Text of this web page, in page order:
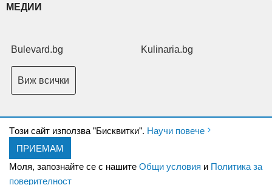
Tози сайт използва "Бисквитки". Научи повече
ПРИЕМАМ
Моля, запознайте се с нашитеОбщи условия и Политика за
поверителност
МЕДИИ
Bulevard.bg Kulinaria.bg
Виж всички
Copyright © 2026 Ксениум ООД. Всички права запазени.
XeniumCompany.com